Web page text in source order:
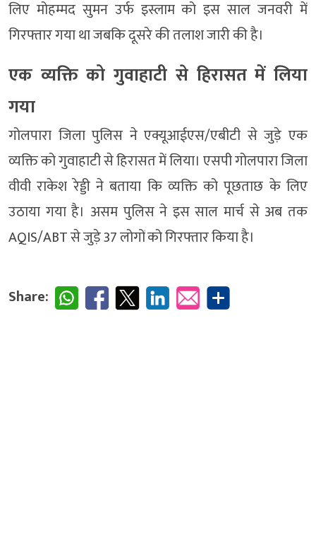
लिए मोहम्मद सुमन उर्फ इस्लाम को इस साल जनवरी में
गिरफ्तार गया था जबकि दूसरे की तलाश जारी की है।
एक व्यक्ति को गुवाहाटी से हिरासत में लिया
गया
गोलपारा जिला पुलिस ने एक्यूआईएस/एबीटी से जुड़े एक
व्यक्ति को गुवाहाटी से हिरासत में लिया। एसपी गोलपारा जिला
वीवी राकेश रेड्डी ने बताया कि व्यक्ति को पूछताछ के लिए
उठाया गया है। असम पुलिस ने इस साल मार्च से अब तक
AQIS/ABT से जुड़े 37 लोगों को गिरफ्तार किया है।
Share: